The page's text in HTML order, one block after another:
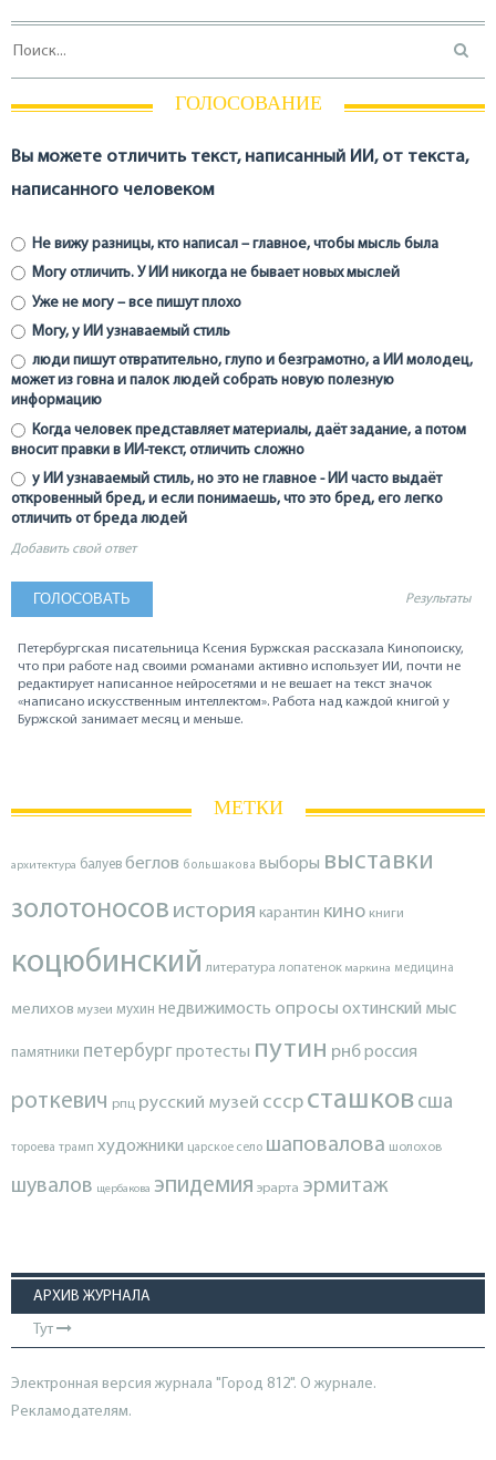
ГОЛОСОВАНИЕ
Вы можете отличить текст, написанный ИИ, от текста,
написанного человеком
Не вижу разницы, кто написал – главное, чтобы мысль была
Могу отличить. У ИИ никогда не бывает новых мыслей
Уже не могу – все пишут плохо
Могу, у ИИ узнаваемый стиль
люди пишут отвратительно, глупо и безграмотно, а ИИ молодец,
может из говна и палок людей собрать новую полезную
информацию
Когда человек представляет материалы, даёт задание, а потом
вносит правки в ИИ-текст, отличить сложно
у ИИ узнаваемый стиль, но это не главное - ИИ часто выдаёт
откровенный бред, и если понимаешь, что это бред, его легко
отличить от бреда людей
Добавить свой ответ
Результаты
Петербургская писательница Ксения Буржская рассказала Кинопоиску,
что при работе над своими романами активно использует ИИ, почти не
редактирует написанное нейросетями и не вешает на текст значок
«написано искусственным интеллектом». Работа над каждой книгой у
Буржской занимает месяц и меньше.
МЕТКИ
архитектура балуев беглов большакова выборы выставки
золотоносов история карантин кино книги
коцюбинский литература лопатенок маркина медицина
мелихов музеи мухин недвижимость опросы охтинский мыс
памятники петербургпротесты путин рнброссия
роткевич рпц русский музей ссср сташков сша
тороева трамп художники царское село шаповалова шолохов
шувалов щербакова эпидемия эрарта эрмитаж
АРХИВ ЖУРНАЛА
Тут
Электронная версия журнала "Город 812". О журнале.
Рекламодателям.